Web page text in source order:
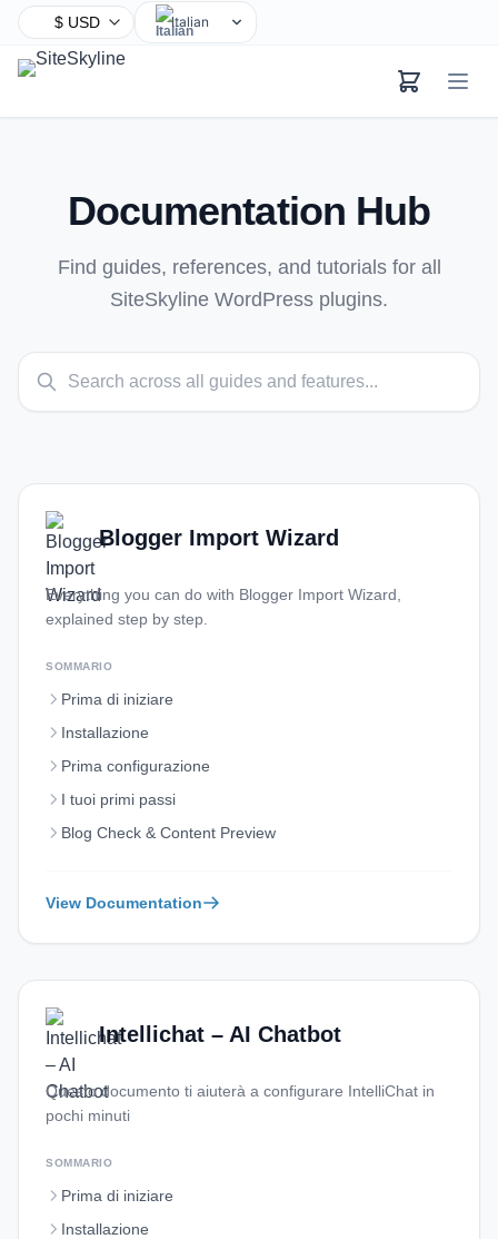
Italian
French
Bengali
Portuguese
Indonesian
Korean
Danish
Polish
Documentation Hub
Find guides, references, and tutorials for all
SiteSkyline WordPress plugins.
Blogger Import Wizard
Everything you can do with Blogger Import Wizard,
explained step by step.
SOMMARIO
Prima di iniziare
Installazione
Prima configurazione
I tuoi primi passi
Blog Check & Content Preview
View Documentation
Intellichat – AI Chatbot
Questo documento ti aiuterà a configurare IntelliChat in
pochi minuti
SOMMARIO
Prima di iniziare
Installazione